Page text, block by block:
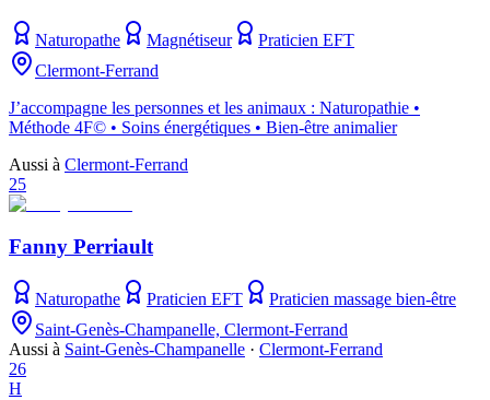
Naturopathe Magnétiseur
Praticien EFT
Clermont-Ferrand
J’accompagne les personnes et les animaux : Naturopathie •
Méthode 4F© • Soins énergétiques • Bien-être animalier
Aussi à Clermont-Ferrand
25
Fanny Perriault
Naturopathe Praticien EFT
Praticien massage bien-être
Saint-Genès-Champanelle, Clermont-Ferrand
Aussi à Saint-Genès-Champanelle · Clermont-Ferrand
26
H